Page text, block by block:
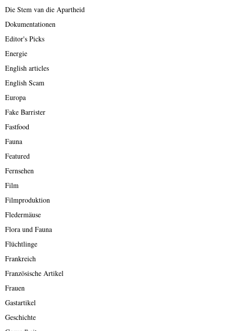
Die Stem van die Apartheid
Dokumentationen
Editor's Picks
Energie
English articles
English Scam
Europa
Fake Barrister
Fastfood
Fauna
Featured
Fernsehen
Film
Filmproduktion
Fledermäuse
Flora und Fauna
Flüchtlinge
Frankreich
Französische Artikel
Frauen
Gastartikel
Geschichte